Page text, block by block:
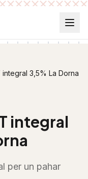
integral 3,5% La Dorna
integral
per un pahar